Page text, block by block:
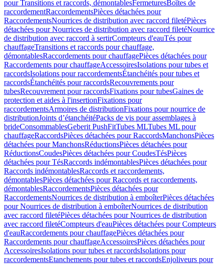
pour Transitions et raccords, démontablesFermeturesBoîtes de
raccordementRaccordementsPièces détachées pour
RaccordementsNourrices de distribution avec raccord filetéPièces
détachées pour Nourrices de distribution avec raccord filetéNourrice
de distribution avec raccord à sertirCompteurs d'eauTés pour
chauffageTransitions et raccords pour chauffage,
démontablesRaccordements pour chauffagePièces détachées pour
Raccordements pour chauffageAccessoiresIsolations pour tubes et
raccordsIsolations pour raccordementsÉtanchéités pour tubes et
raccordsÉtanchéités pour raccordsRecouvrements pour
tubesRecouvrement pour raccordsFixations pour tubesGaines de
protection et aides à l'insertionFixations pour
raccordementsArmoires de distributionFixations pour nourrice de
distributionJoints d’étanchéitéPacks de vis pour assemblages à
brideConsommablesGeberit PushFitTubes MLTubes ML pour
chauffageRaccordsPièces détachées pour RaccordsManchonsPièces
détachées pour ManchonsRéductionsPièces détachées pour
RéductionsCoudesPièces détachées pour CoudesTésPièces
détachées pour TésRaccords indémontablesPièces détachées pour
Raccords indémontablesRaccords et raccordements,
démontablesPièces détachées pour Raccords et raccordements,
démontablesRaccordementsPièces détachées pour
RaccordementsNourrices de distribution à emboîterPièces détachées
pour Nourrices de distribution à emboîterNourrices de distribution
avec raccord filetéPièces détachées pour Nourrices de distribution
avec raccord filetéCompteurs d'eauPièces détachées pour Compteurs
d'eauRaccordements pour chauffagePièces détachées pour
Raccordements pour chauffageAccessoiresPièces détachées pour
AccessoiresIsolations pour tubes et raccordsIsolations pour
raccordementsEtanchements pour tubes et raccordsEnjoliveurs pour